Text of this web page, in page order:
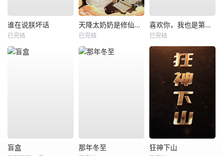
谁在说朕坏话
已完结
天降太奶奶是修仙老祖
已完结
喜欢你，我也是第一部
已完结
盲盒 那年冬至 狂神下山